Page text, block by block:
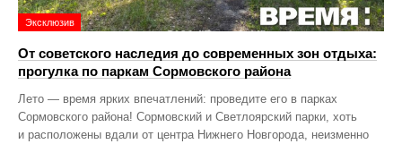
Эксклюзив
От советского наследия до современных зон отдыха:
прогулка по паркам Сормовского района
Лето — время ярких впечатлений: проведите его в парках
Сормовского района! Сормовский и Светлоярский парки, хоть
и расположены вдали от центра Нижнего Новгорода, неизменно